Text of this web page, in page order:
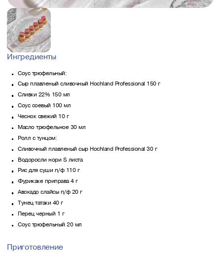
Ингредиенты
Соус трюфельный:
Сыр плавленый сливочный Hochland Professional 150 г
Сливки 22% 150 мл
Соус соевый 100 мл
Чеснок свежий 10 г
Масло трюфельное 30 мл
Ролл с тунцом:
Сливочный плавленый сыр Hochland Professional 30 г
Водоросли нори ½ листа
Рис для суши п/ф 110 г
Фурикаке приправа 4 г
Авокадо слайсы п/ф 20 г
Тунец татаки 40 г
Перец черный 1 г
Соус трюфельный 20 мл
Приготовление